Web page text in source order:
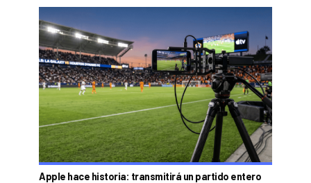
Apple hace historia: transmitirá un partido entero